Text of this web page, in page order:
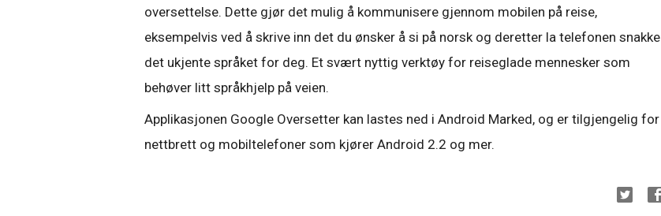
oversettelse. Dette gjør det mulig å kommunisere gjennom mobilen på reise,
eksempelvis ved å skrive inn det du ønsker å si på norsk og deretter la telefonen snakke
det ukjente språket for deg. Et svært nyttig verktøy for reiseglade mennesker som
behøver litt språkhjelp på veien.
Applikasjonen Google Oversetter kan lastes ned i Android Marked, og er tilgjengelig for
nettbrett og mobiltelefoner som kjører Android 2.2 og mer.